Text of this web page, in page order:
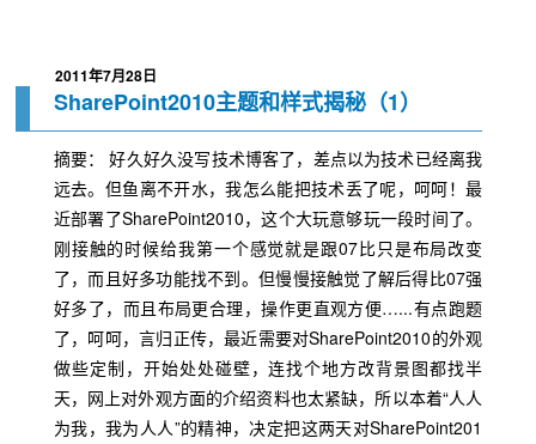
2011年7月28日
SharePoint2010主题和样式揭秘（1）
摘要： 好久好久没写技术博客了，差点以为技术已经离我
远去。但鱼离不开水，我怎么能把技术丢了呢，呵呵！最
近部署了SharePoint2010，这个大玩意够玩一段时间了。
刚接触的时候给我第一个感觉就是跟07比只是布局改变
了，而且好多功能找不到。但慢慢接触觉了解后得比07强
好多了，而且布局更合理，操作更直观方便…...有点跑题
了，呵呵，言归正传，最近需要对SharePoint2010的外观
做些定制，开始处处碰壁，连找个地方改背景图都找半
天，网上对外观方面的介绍资料也太紧缺，所以本着“人人
为我，我为人人”的精神，决定把这两天对SharePoint201